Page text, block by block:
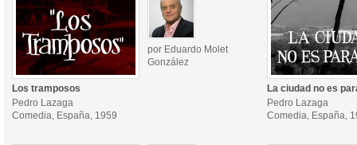
por Eduardo Molet
González
Los tramposos
Pedro Lazaga
Comedia, España, 1959
La ciudad no es
Pedro Lazaga
Comedia, España,